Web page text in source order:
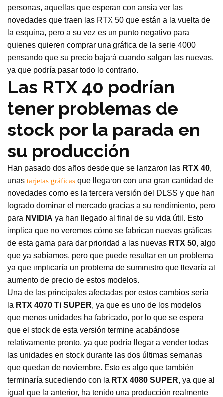
personas, aquellas que esperan con ansia ver las
novedades que traen las RTX 50 que están a la vuelta de
la esquina, pero a su vez es un punto negativo para
quienes quieren comprar una gráfica de la serie 4000
pensando que su precio bajará cuando salgan las nuevas,
ya que podría pasar todo lo contrario.
Las RTX 40 podrían
tener problemas de
stock por la parada en
su producción
Han pasado dos años desde que se lanzaron las RTX 40,
unas tarjetas gráficas que llegaron con una gran cantidad de
novedades como es la tercera versión del DLSS y que han
logrado dominar el mercado gracias a su rendimiento, pero
para NVIDIA ya han llegado al final de su vida útil. Esto
implica que no veremos cómo se fabrican nuevas gráficas
de esta gama para dar prioridad a las nuevas RTX 50, algo
que ya sabíamos, pero que puede resultar en un problema
ya que implicaría un problema de suministro que llevaría al
aumento de precio de estos modelos.
Una de las principales afectadas por estos cambios sería
la RTX 4070 Ti SUPER, ya que es uno de los modelos
que menos unidades ha fabricado, por lo que se espera
que el stock de esta versión termine acabándose
relativamente pronto, ya que podría llegar a vender todas
las unidades en stock durante las dos últimas semanas
que quedan de noviembre. Esto es algo que también
terminaría sucediendo con la RTX 4080 SUPER, ya que al
igual que la anterior, ha tenido una producción realmente